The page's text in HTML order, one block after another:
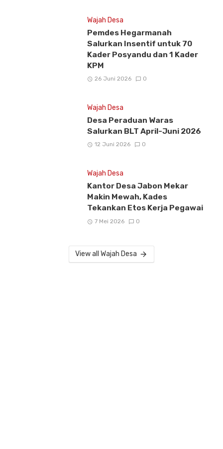
Wajah Desa
Pemdes Hegarmanah
Salurkan Insentif untuk 70
Kader Posyandu dan 1 Kader
KPM
26 Juni 2026 0
Wajah Desa
Desa Peraduan Waras
Salurkan BLT April-Juni 2026
12 Juni 2026 0
Wajah Desa
Kantor Desa Jabon Mekar
Makin Mewah, Kades
Tekankan Etos Kerja Pegawai
7 Mei 2026 0
View all Wajah Desa